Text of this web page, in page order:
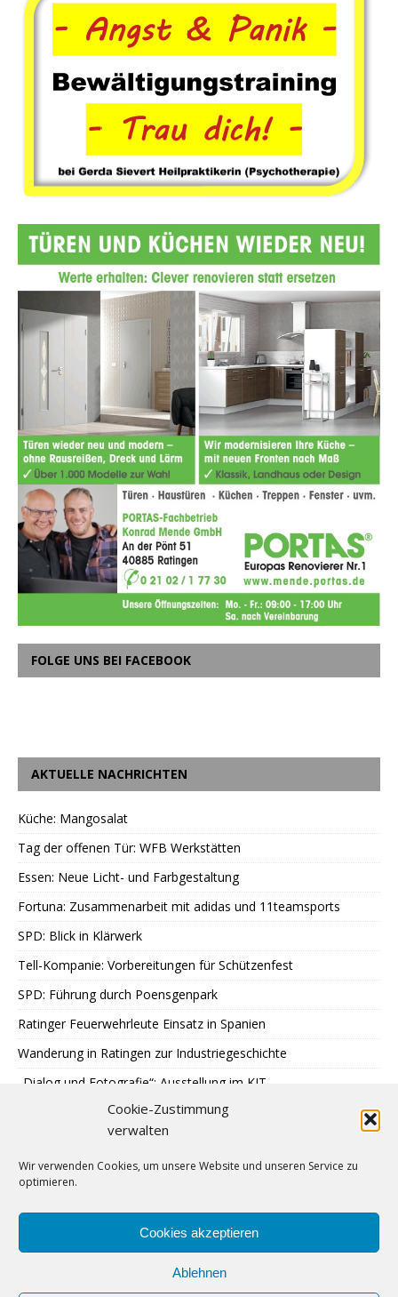
Cookie-Zustimmung
verwalten
Wir verwenden Cookies, um unsere Website und unseren Service zu
optimieren.
Cookies akzeptieren
Ablehnen
FOLGE UNS BEI FACEBOOK
AKTUELLE NACHRICHTEN
Küche: Mangosalat
Tag der offenen Tür: WFB Werkstätten
Essen: Neue Licht- und Farbgestaltung
Fortuna: Zusammenarbeit mit adidas und 11teamsports
SPD: Blick in Klärwerk
Tell-Kompanie: Vorbereitungen für Schützenfest
SPD: Führung durch Poensgenpark
Ratinger Feuerwehrleute Einsatz in Spanien
Wanderung in Ratingen zur Industriegeschichte
„Dialog und Fotografie“: Ausstellung im KIT
Sondereinsatz der Polizei in Ratingen
Erstes Urteil gegen Betrügerbande
Möschesonntag: Bruderschaft beginnt Schützenfest
Finne Patrik Jääskeläinen stürmt für Ice Aliens